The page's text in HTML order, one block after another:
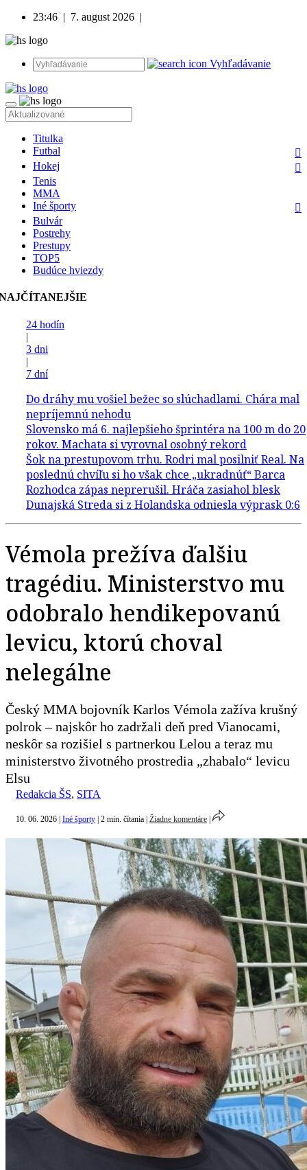
23:46 | 7. august 2026 |
Vyhľadávanie
Titulka
Futbal
Hokej
Tenis
MMA
Iné športy
Bulvár
Postrehy
Prestupy
TOP5
Budúce hviezdy
24 hodín
|
3 dni
|
7 dní
Vémola prežíva ďalšiu
tragédiu. Ministerstvo mu
odobralo hendikepovanú
levicu, ktorú choval
nelegálne
Český MMA bojovník Karlos Vémola zažíva krušný
polrok – najskôr ho zadržali deň pred Vianocami,
neskôr sa rozišiel s partnerkou Lelou a teraz mu
ministerstvo životného prostredia „zhabalo“ levicu
Elsu
Redakcia ŠS, SITA
10. 06. 2026 Iné športy 2 min. čítania Žiadne komentáre